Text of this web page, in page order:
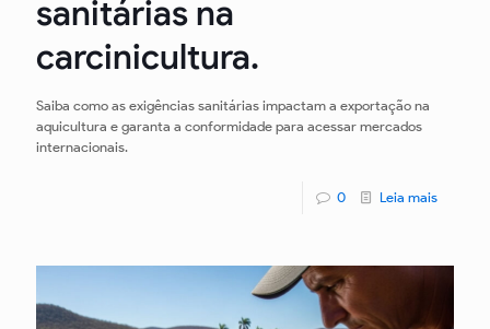
sanitárias na
carcinicultura.
Saiba como as exigências sanitárias impactam a exportação na
aquicultura e garanta a conformidade para acessar mercados
internacionais.
0 Leia mais